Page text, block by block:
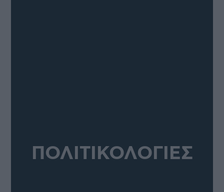
ΠΟΛΙΤΙΚΟΛΟΓΙΕΣ